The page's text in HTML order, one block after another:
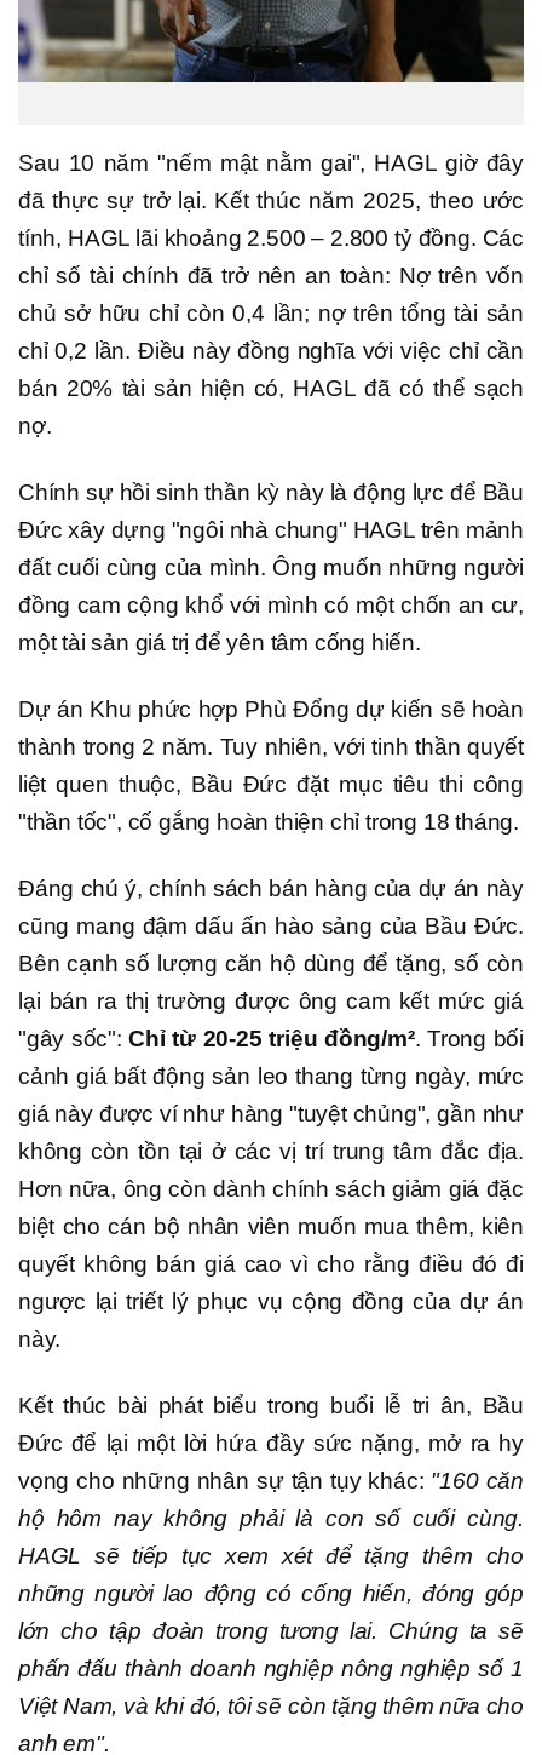
Sau 10 năm "nếm mật nằm gai", HAGL giờ đây
đã thực sự trở lại. Kết thúc năm 2025, theo ước
tính, HAGL lãi khoảng 2.500 – 2.800 tỷ đồng. Các
chỉ số tài chính đã trở nên an toàn: Nợ trên vốn
chủ sở hữu chỉ còn 0,4 lần; nợ trên tổng tài sản
chỉ 0,2 lần. Điều này đồng nghĩa với việc chỉ cần
bán 20% tài sản hiện có, HAGL đã có thể sạch
nợ.
Chính sự hồi sinh thần kỳ này là động lực để Bầu
Đức xây dựng "ngôi nhà chung" HAGL trên mảnh
đất cuối cùng của mình. Ông muốn những người
đồng cam cộng khổ với mình có một chốn an cư,
một tài sản giá trị để yên tâm cống hiến.
Dự án Khu phức hợp Phù Đổng dự kiến sẽ hoàn
thành trong 2 năm. Tuy nhiên, với tinh thần quyết
liệt quen thuộc, Bầu Đức đặt mục tiêu thi công
"thần tốc", cố gắng hoàn thiện chỉ trong 18 tháng.
Đáng chú ý, chính sách bán hàng của dự án này
cũng mang đậm dấu ấn hào sảng của Bầu Đức.
Bên cạnh số lượng căn hộ dùng để tặng, số còn
lại bán ra thị trường được ông cam kết mức giá
"gây sốc":Chỉ từ 20-25 triệu đồng/m². Trong bối
cảnh giá bất động sản leo thang từng ngày, mức
giá này được ví như hàng "tuyệt chủng", gần như
không còn tồn tại ở các vị trí trung tâm đắc địa.
Hơn nữa, ông còn dành chính sách giảm giá đặc
biệt cho cán bộ nhân viên muốn mua thêm, kiên
quyết không bán giá cao vì cho rằng điều đó đi
ngược lại triết lý phục vụ cộng đồng của dự án
này.
Kết thúc bài phát biểu trong buổi lễ tri ân, Bầu
Đức để lại một lời hứa đầy sức nặng, mở ra hy
vọng cho những nhân sự tận tụy khác: "160 căn
hộ hôm nay không phải là con số cuối cùng.
HAGL sẽ tiếp tục xem xét để tặng thêm cho
những người lao động có cống hiến, đóng góp
lớn cho tập đoàn trong tương lai. Chúng ta sẽ
phấn đấu thành doanh nghiệp nông nghiệp số 1
Việt Nam, và khi đó, tôi sẽ còn tặng thêm nữa cho
anh em".